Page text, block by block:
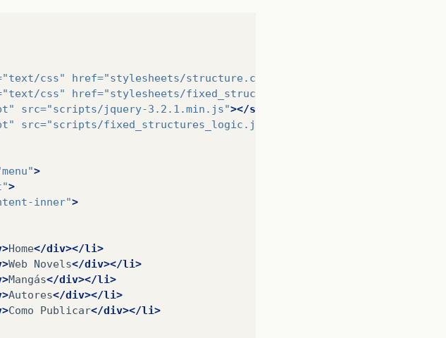
"text/css" href="stylesheets/structure.css"
"text/css" href="stylesheets/fixed_structures.css"
src="scripts/jquery-3.2.1.min.js"></script>
src="scripts/fixed_structures_logic.js"
>
>
inner">
Home</div></li>
Web Novels</div></li>
Mangás</div></li>
Autores</div></li>
Como Publicar</div></li>